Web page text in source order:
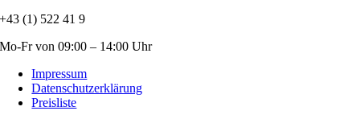
+43 (1) 522 41 9
Mo-Fr von 09:00 – 14:00 Uhr
Impressum
Datenschutzerklärung
Preisliste